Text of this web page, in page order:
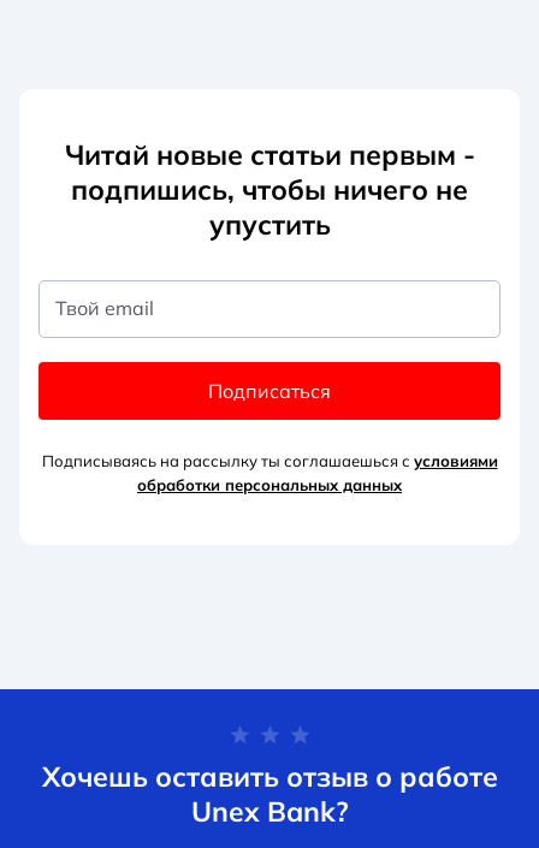
Читай новые статьи первым -
подпишись, чтобы ничего не
упустить
Твой email
Подписаться
Подписываясь на рассылку ты соглашаешься с условиями
обработки персональных данных
Хочешь оставить отзыв о работе
Unex Bank?